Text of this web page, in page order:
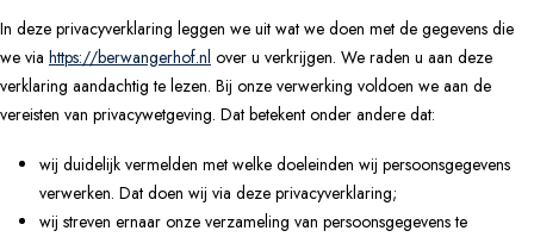
WELLNESS APPARTEMENTEN
TYPES
WINTER
ZOMER
In deze privacyverklaring leggen we uit wat we doen met de gegevens die
we via https://berwangerhof.nl over u verkrijgen. We raden u aan deze
verklaring aandachtig te lezen. Bij onze verwerking voldoen we aan de
vereisten van privacywetgeving. Dat betekent onder andere dat:
wij duidelijk vermelden met welke doeleinden wij persoonsgegevens
verwerken. Dat doen wij via deze privacyverklaring;
wij streven ernaar onze verzameling van persoonsgegevens te